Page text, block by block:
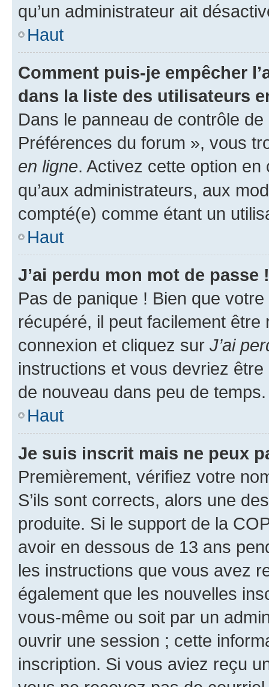
qu’un administrateur ait
Haut
Comment puis-je empêcher
dans la liste des utilisateurs
Dans le panneau de contrôle
Préférences du forum », vous
en ligne. Activez cette option
qu’aux administrateurs, aux
compté(e) comme étant un
Haut
J’ai perdu mon mot de passe !
Pas de panique ! Bien que
récupéré, il peut facilement
connexion et cliquez sur J’ai
instructions et vous devriez
de nouveau dans peu de temps.
Haut
Je suis inscrit mais ne peux
Premièrement, vérifiez votre
S’ils sont corrects, alors une
produite. Si le support de la
avoir en dessous de 13 ans
les instructions que vous avez
également que les nouvelles
vous-même ou soit par un
ouvrir une session ; cette
inscription. Si vous aviez reçu